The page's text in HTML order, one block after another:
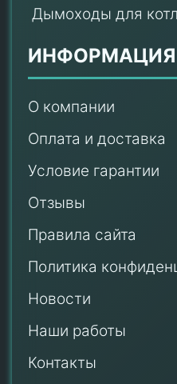
Дымоходы для
ИНФОРМАЦИЯ
О компании
Оплата и доставка
Условие гарантии
Отзывы
Правила сайта
Политика
Новости
Наши работы
Контакты